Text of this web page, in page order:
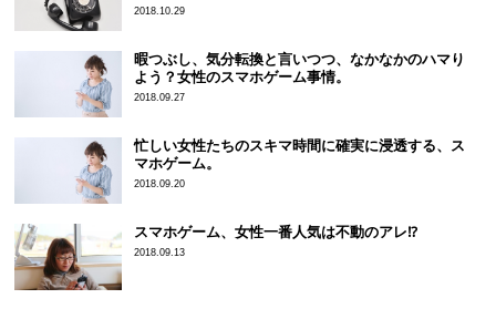
2018.10.29
暇つぶし、気分転換と言いつつ、なかなかのハマり
よう？女性のスマホゲーム事情。
2018.09.27
忙しい女性たちのスキマ時間に確実に浸透する、ス
マホゲーム。
2018.09.20
スマホゲーム、女性一番人気は不動のアレ⁉
2018.09.13